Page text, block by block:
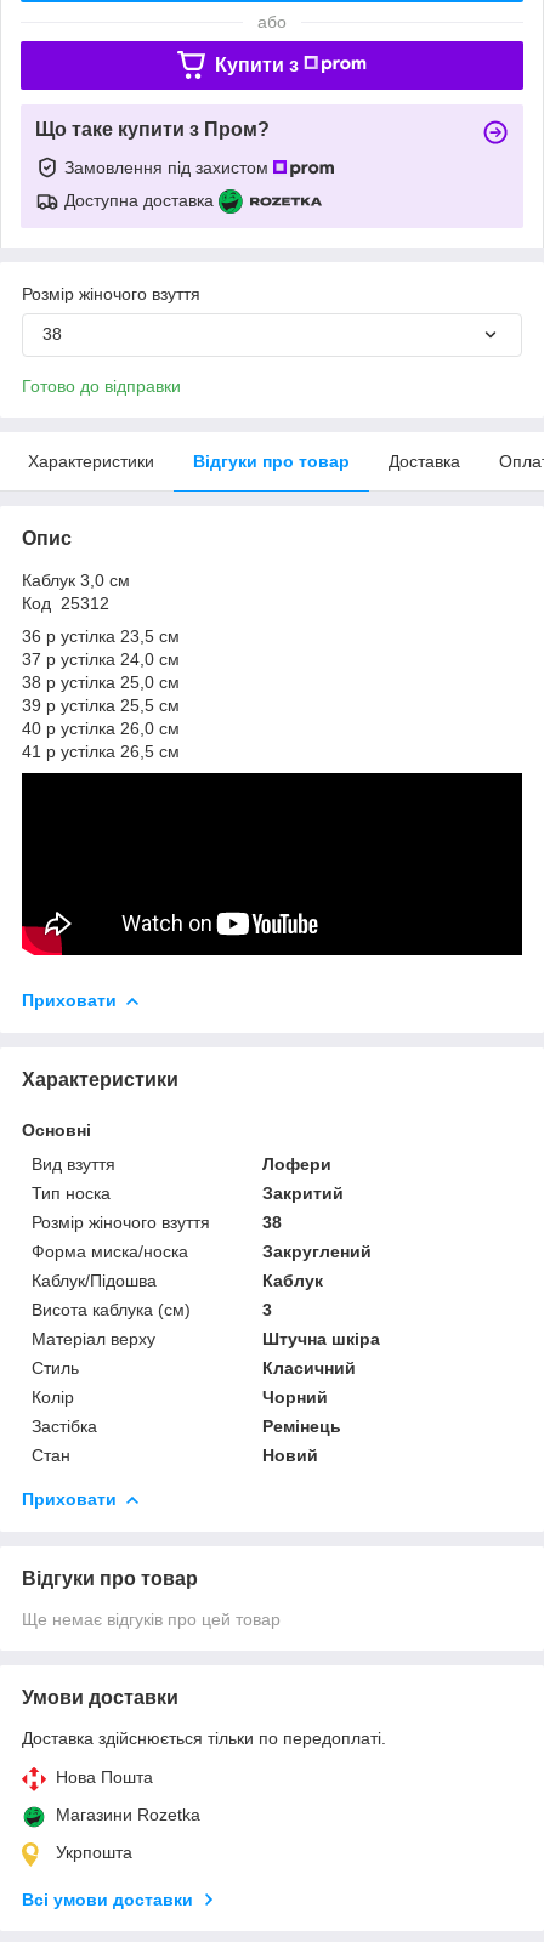
або
Купити з
Що таке купити з Пром?
Замовлення під захистом
Доступна доставка
Розмір жіночого взуття
38
Готово до відправки
Характеристики Відгуки про товар Доставка
Опис
Каблук 3,0 см
Код 25312
36 р устілка 23,5 см
37 р устілка 24,0 см
38 р устілка 25,0 см
39 р устілка 25,5 см
40 р устілка 26,0 см
41 р устілка 26,5 см
Приховати
Характеристики
Основні
Вид взуття
Лофери
Тип носка
Закритий
Розмір жіночого взуття
38
Форма миска/носка
Закруглений
Каблук/Підошва
Каблук
Висота каблука (см)
3
Матеріал верху
Штучна шкіра
Стиль
Класичний
Колір
Чорний
Застібка
Ремінець
Стан
Новий
Приховати
Відгуки про товар
Ще немає відгуків про цей товар
Умови доставки
Доставка здійснюється тільки по передоплаті.
Нова Пошта
Магазини Rozetka
Укрпошта
Всі умови доставки